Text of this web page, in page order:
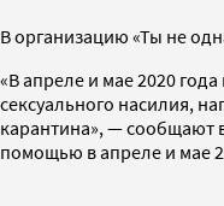
В организацию «Ты не
«В апреле и мае 2020
сексуального насилия,
карантина», — сообщают
помощью в апреле и мае